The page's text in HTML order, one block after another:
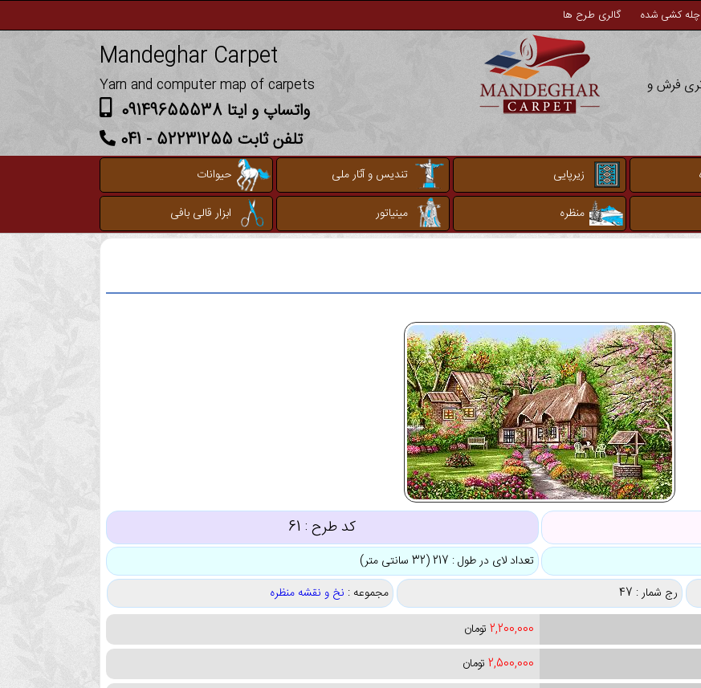
چله کشی شده گالری طرح ها
فرش و
Mandeghar Carpet
Yarn and computer map of carpets
واتساپ و ایتا 09149655538
تلفن ثابت 52231255 - 041
زیرپایی تندیس و آثار ملی
حیوانات
منظره مینیاتور ابزار قالی بافی
کد طرح : 61
تعداد لای در طول : 217 (32 سانتی متر)
رج شمار : 47 مجموعه : نخ و نقشه منظره
2,200,000 تومان
2,500,000 تومان